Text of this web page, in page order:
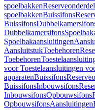
spoelbakken
spoelbakkenBuissifons
Buissifons
Dubbelkamersifons
Spoelbakaansluitingen
AansluitstukToebehoren
Toebehoren
voor Toestelaansluitingen
apparatenBuissifons
BuissifonsInbouwsifons
InbouwsifonsOpbouwsifons
OpbouwsifonsAansluitingen